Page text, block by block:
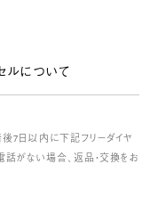
ルについて
7日以内に下記フリーダイヤ
がない場合、返品・交換をお